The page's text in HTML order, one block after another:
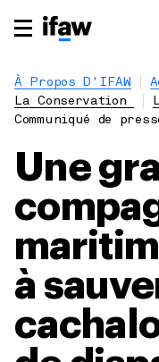
À Propos D'IFAW
La Conservation
Communiqué de
Une
à